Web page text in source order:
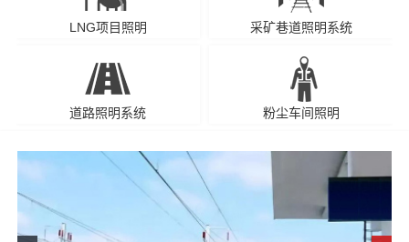
LNG项目照明 采矿巷道照明系统
道路照明系统 粉尘车间照明